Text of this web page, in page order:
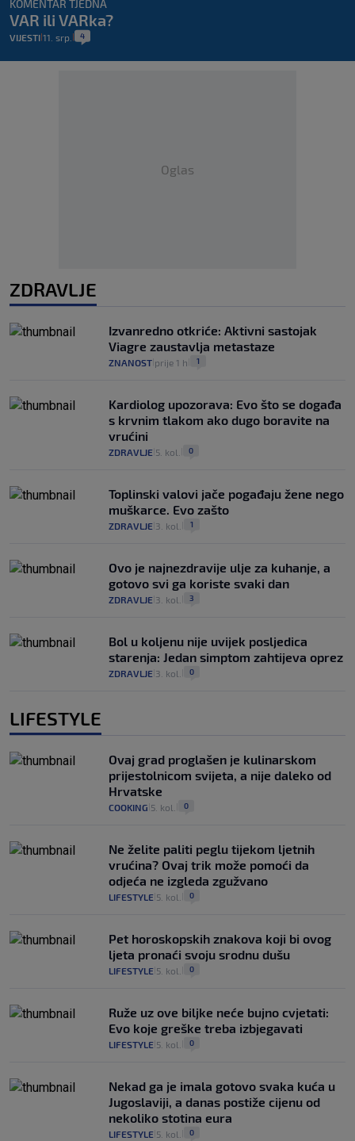
KOMENTAR TJEDNA
VAR ili VARka?
VIJESTI 11. srp. 4
Oglas
ZDRAVLJE
Izvanredno otkriće: Aktivni sastojak
Viagre zaustavlja metastaze
ZNANOST prije 1 h 1
Kardiolog upozorava: Evo što se događa
s krvnim tlakom ako dugo boravite na
vrućini
ZDRAVLJE 5. kol. 0
Toplinski valovi jače pogađaju žene nego
muškarce. Evo zašto
ZDRAVLJE 3. kol. 1
Ovo je najnezdravije ulje za kuhanje, a
gotovo svi ga koriste svaki dan
ZDRAVLJE 3. kol. 3
Bol u koljenu nije uvijek posljedica
starenja: Jedan simptom zahtijeva oprez
ZDRAVLJE 3. kol. 0
LIFESTYLE
Ovaj grad proglašen je kulinarskom
prijestolnicom svijeta, a nije daleko od
Hrvatske
COOKING 5. kol. 0
Ne želite paliti peglu tijekom ljetnih
vrućina? Ovaj trik može pomoći da
odjeća ne izgleda zgužvano
LIFESTYLE 5. kol. 0
Pet horoskopskih znakova koji bi ovog
ljeta pronaći svoju srodnu dušu
LIFESTYLE 5. kol. 0
Ruže uz ove biljke neće bujno cvjetati:
Evo koje greške treba izbjegavati
LIFESTYLE 5. kol. 0
Nekad ga je imala gotovo svaka kuća u
Jugoslaviji, a danas postiže cijenu od
nekoliko stotina eura
LIFESTYLE 5. kol. 0